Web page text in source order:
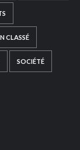
CLASSÉ
SOCIÉTÉ